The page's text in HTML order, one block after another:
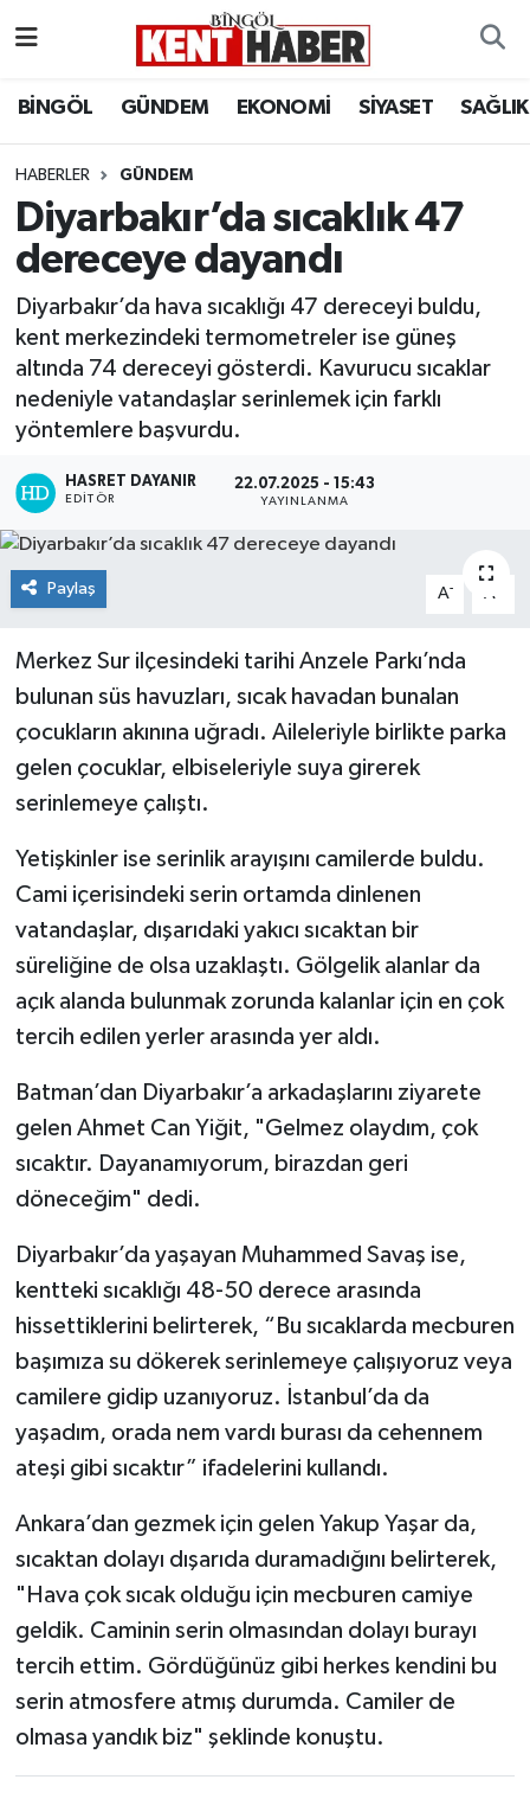
BİNGÖL GÜNDEM EKONOMİ SİYASET SAĞLIK
HABERLER GÜNDEM
Diyarbakır’da sıcaklık 47
dereceye dayandı
Diyarbakır’da hava sıcaklığı 47 dereceyi buldu,
kent merkezindeki termometreler ise güneş
altında 74 dereceyi gösterdi. Kavurucu sıcaklar
nedeniyle vatandaşlar serinlemek için farklı
yöntemlere başvurdu.
HASRET DAYANIR
EDITÖR
22.07.2025 - 15:43
YAYINLANMA
Paylaş A- A
Merkez Sur ilçesindeki tarihi Anzele Parkı’nda
bulunan süs havuzları, sıcak havadan bunalan
çocukların akınına uğradı. Aileleriyle birlikte parka
gelen çocuklar, elbiseleriyle suya girerek
serinlemeye çalıştı.
Yetişkinler ise serinlik arayışını camilerde buldu.
Cami içerisindeki serin ortamda dinlenen
vatandaşlar, dışarıdaki yakıcı sıcaktan bir
süreliğine de olsa uzaklaştı. Gölgelik alanlar da
açık alanda bulunmak zorunda kalanlar için en çok
tercih edilen yerler arasında yer aldı.
Batman’dan Diyarbakır’a arkadaşlarını ziyarete
gelen Ahmet Can Yiğit, "Gelmez olaydım, çok
sıcaktır. Dayanamıyorum, birazdan geri
döneceğim" dedi.
Diyarbakır’da yaşayan Muhammed Savaş ise,
kentteki sıcaklığı 48-50 derece arasında
hissettiklerini belirterek, “Bu sıcaklarda mecburen
başımıza su dökerek serinlemeye çalışıyoruz veya
camilere gidip uzanıyoruz. İstanbul’da da
yaşadım, orada nem vardı burası da cehennem
ateşi gibi sıcaktır” ifadelerini kullandı.
Ankara’dan gezmek için gelen Yakup Yaşar da,
sıcaktan dolayı dışarıda duramadığını belirterek,
"Hava çok sıcak olduğu için mecburen camiye
geldik. Caminin serin olmasından dolayı burayı
tercih ettim. Gördüğünüz gibi herkes kendini bu
serin atmosfere atmış durumda. Camiler de
olmasa yandık biz" şeklinde konuştu.
BİLİM-TEKNOLOJİ
DÜNYA
EĞİTİM
EKONOMİ
GENÇ
KİĞI
RESMİ İLANLAR
SAĞLIK
SİYASET
SPOR
YAYLADERE
Bingöl Hava Durumu
Bingöl Namaz Vakitleri
Bingöl Trafik Yoğunluk Haritası
Süper Lig Puan Durumu ve Fikstür
Tüm Manşetler